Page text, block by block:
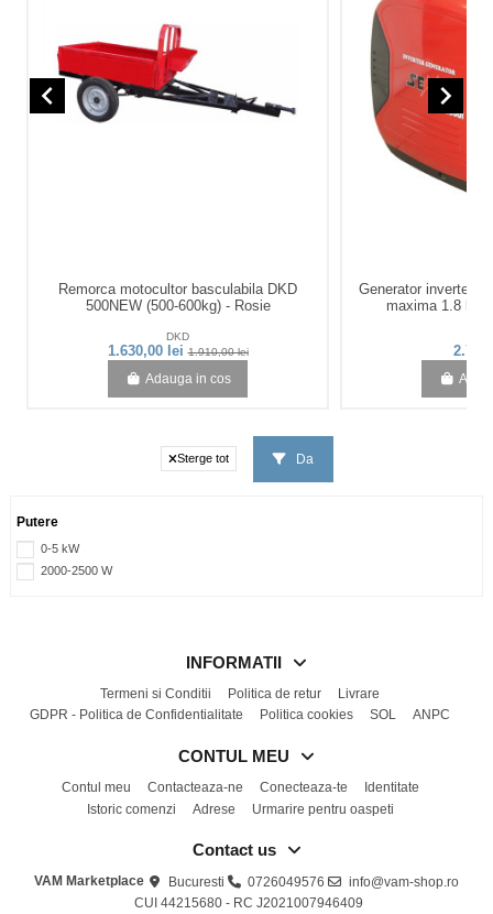
Remorca motocultor basculabila DKD
500NEW (500-600kg) - Rosie
DKD
1.630,00 lei1.910,00 lei
Adauga in cos
Generator inverter
maxima 1.8 kW
navigate_before navigate_next
Sterge tot Da
Putere
0-5 kW
2000-2500 W
INFORMATII
Termeni si Conditii Politica de retur
Livrare
GDPR - Politica de Confidentialitate
Politica cookies SOL ANPC
CONTUL MEU
Contul meu Contacteaza-ne Conecteaza-te
Identitate
Istoric comenzi
Adrese Urmarire pentru oaspeti
Contact us
VAM Marketplace Bucuresti 0726049576
info@vam-shop.ro
CUI 44215680 - RC J2021007946409